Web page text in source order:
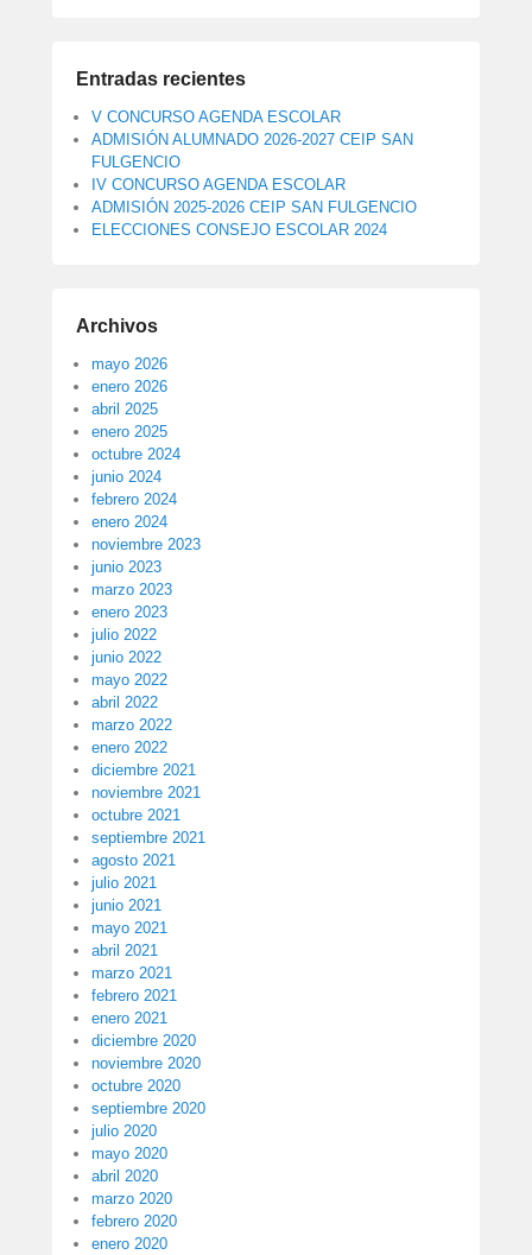
Entradas recientes
V CONCURSO AGENDA ESCOLAR
ADMISIÓN ALUMNADO 2026-2027 CEIP SAN
FULGENCIO
IV CONCURSO AGENDA ESCOLAR
ADMISIÓN 2025-2026 CEIP SAN FULGENCIO
ELECCIONES CONSEJO ESCOLAR 2024
Archivos
mayo 2026
enero 2026
abril 2025
enero 2025
octubre 2024
junio 2024
febrero 2024
enero 2024
noviembre 2023
junio 2023
marzo 2023
enero 2023
julio 2022
junio 2022
mayo 2022
abril 2022
marzo 2022
enero 2022
diciembre 2021
noviembre 2021
octubre 2021
septiembre 2021
agosto 2021
julio 2021
junio 2021
mayo 2021
abril 2021
marzo 2021
febrero 2021
enero 2021
diciembre 2020
noviembre 2020
octubre 2020
septiembre 2020
julio 2020
mayo 2020
abril 2020
marzo 2020
febrero 2020
enero 2020